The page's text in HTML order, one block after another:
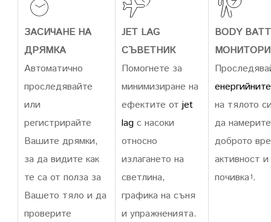
ЗАСИЧАНЕ НА
ДРЯМКА
Автоматично
проследявайте
или
регистрирайте
Вашите дрямки,
за да видите как
те са от полза за
Вашето тяло и да
проверите
JET LAG
СЪВЕТНИК
Помогнете за
минимизиране на
ефектите от jet
lag с насоки
относно
излагането на
светлина,
графика на съня
и упражненията.
BODY
на тялото
да
доброто
активност и
почивка1.